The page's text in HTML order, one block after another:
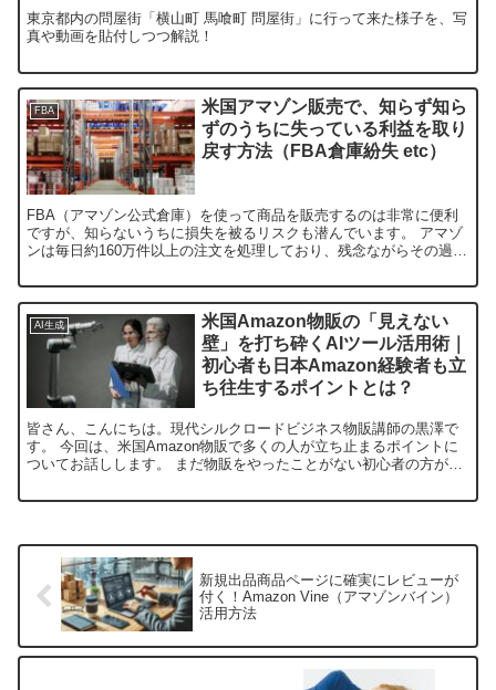
東京都内の問屋街「横山町 馬喰町 問屋街」に行って来た様子を、写
真や動画を貼付しつつ解説！
FBA
米国アマゾン販売で、知らず知ら
ずのうちに失っている利益を取り
戻す方法（FBA倉庫紛失 etc）
FBA（アマゾン公式倉庫）を使って商品を販売するのは非常に便利
ですが、知らないうちに損失を被るリスクも潜んでいます。 アマゾ
ンは毎日約160万件以上の注文を処理しており、残念ながらその過程
AI生成
米国Amazon物販の「見えない
壁」を打ち砕くAIツール活用術｜
初心者も日本Amazon経験者も立
ち往生するポイントとは？
皆さん、こんにちは。現代シルクロードビジネス物販講師の黒澤で
す。 今回は、米国Amazon物販で多くの人が立ち止まるポイントに
ついてお話しします。 まだ物販をやったことがない初心者の方が、
新規出品商品ページに確実にレビューが
付く！Amazon Vine（アマゾンバイン）
活用方法